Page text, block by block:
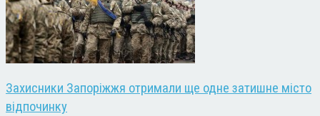
Захисники Запоріжжя отримали ще одне затишне місто
відпочинку